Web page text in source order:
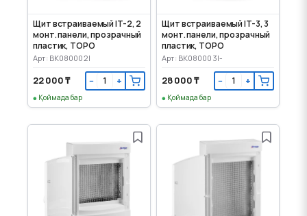
Щит встраиваемый IT-2, 2
монт. панели, прозрачный
пластик, TOPO
Арт: BK080002I
22 000 ₸ − +
Қоймада бар
Щит встраиваемый IT-3, 3
монт. панели, прозрачный
пластик, TOPO
Арт: BK080003I-
28 000 ₸ − +
Қоймада бар